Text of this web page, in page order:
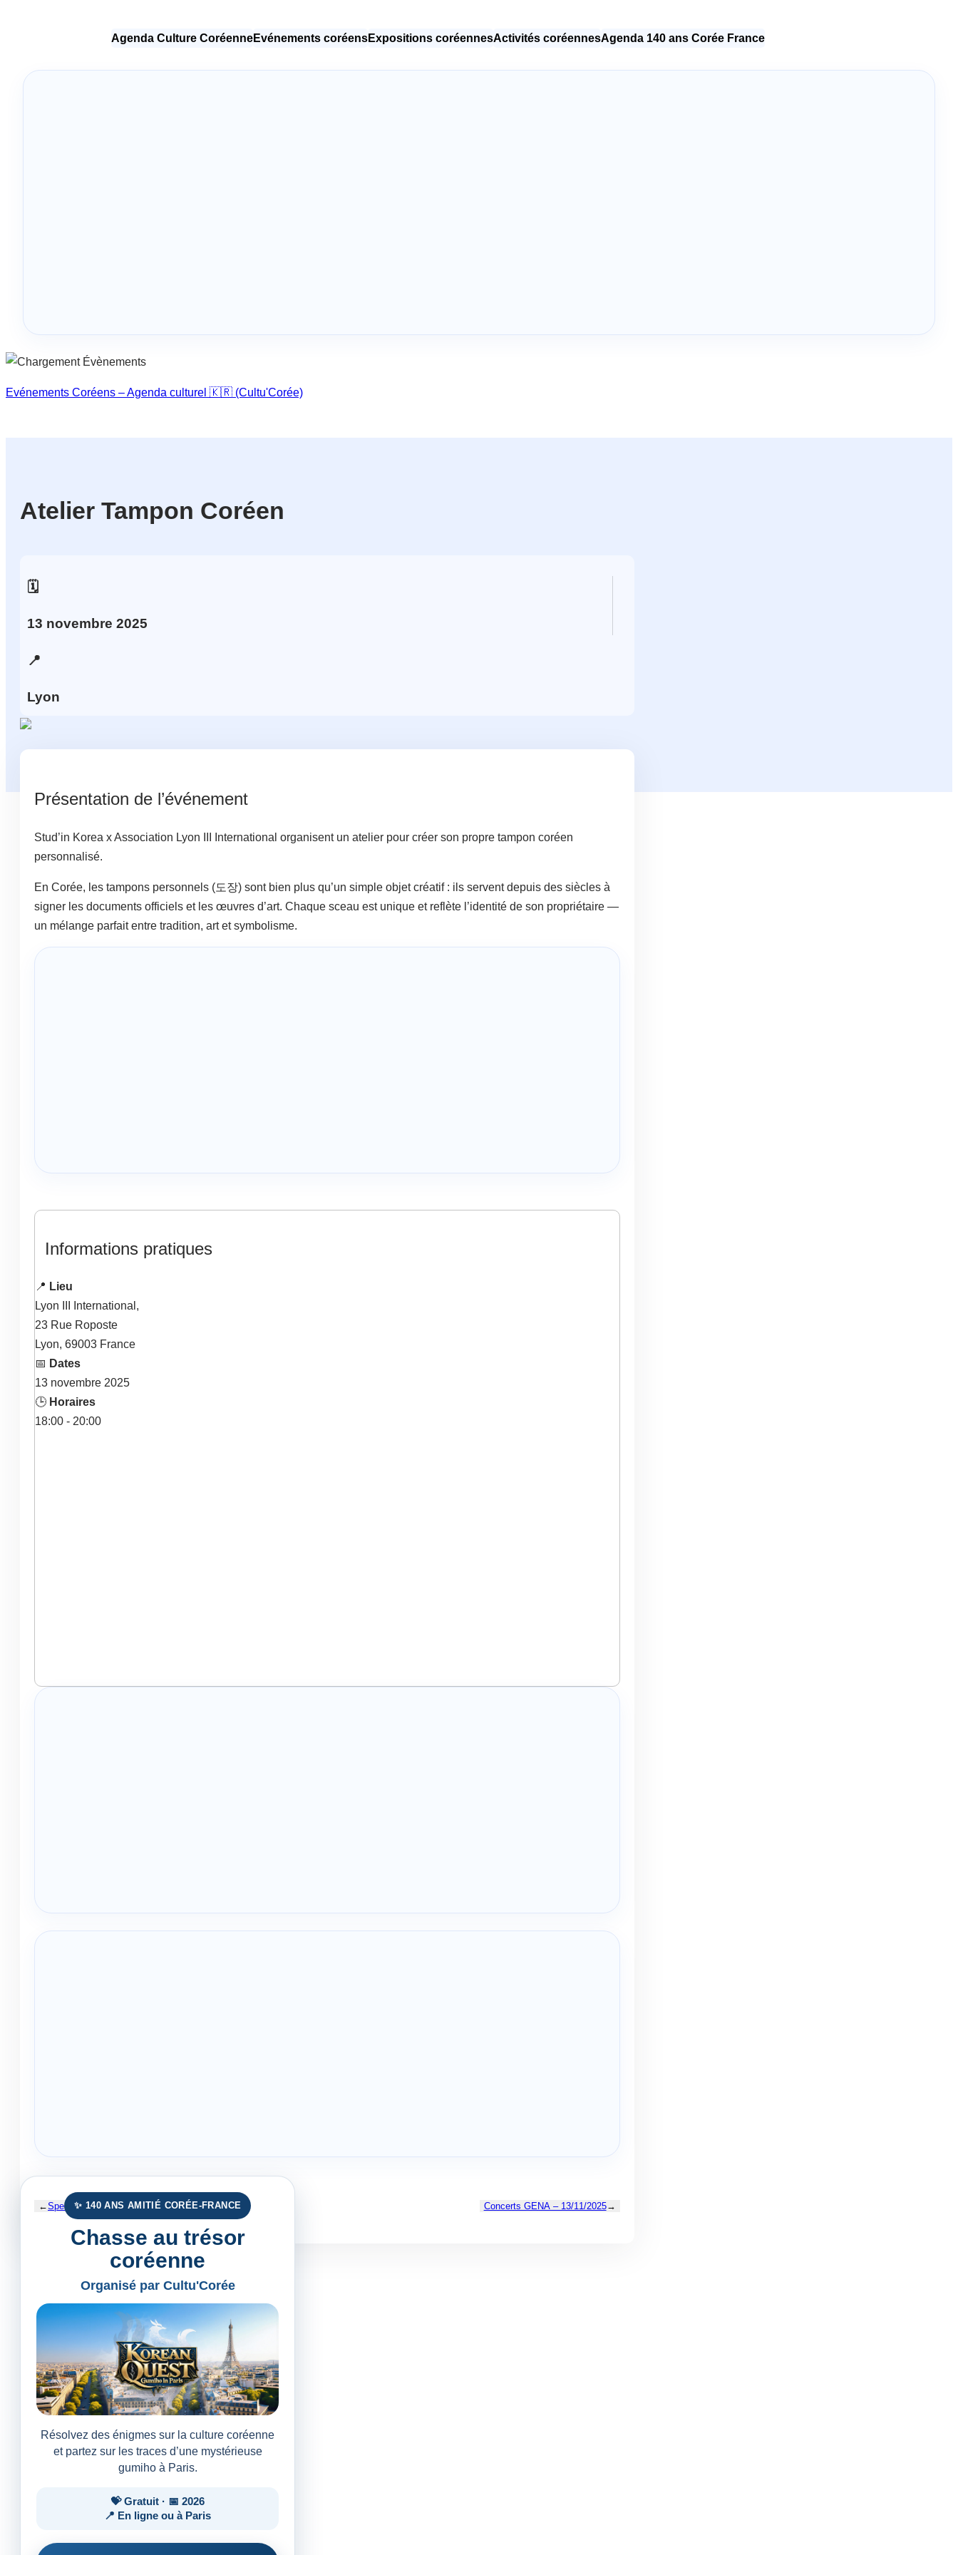
Agenda Culture CoréenneEvénements coréensExpositions coréennesActivités coréennesAgenda 140 ans Corée France
Evénements Coréens – Agenda culturel 🇰🇷 (Cultu'Corée)
Atelier Tampon Coréen
🗓️
13 novembre 2025
📍
Lyon
Présentation de l’événement
Stud’in Korea x Association Lyon III International organisent un atelier pour créer son propre tampon coréen
personnalisé.
En Corée, les tampons personnels (도장) sont bien plus qu’un simple objet créatif : ils servent depuis des siècles à
signer les documents officiels et les œuvres d’art. Chaque sceau est unique et reflète l’identité de son propriétaire —
un mélange parfait entre tradition, art et symbolisme.
Informations pratiques
📍 Lieu
Lyon III International,
23 Rue Roposte
Lyon, 69003 France
📅 Dates
13 novembre 2025
🕒 Horaires
18:00 - 20:00
←Spectacle Dionysos Robot Concerts GENA – 13/11/2025→
✨ 140 ANS AMITIÉ CORÉE-FRANCE
Chasse au trésor
coréenne
Organisé par Cultu'Corée
Résolvez des énigmes sur la culture coréenne
et partez sur les traces d’une mystérieuse
gumiho à Paris.
💝 Gratuit · 📅 2026
📍 En ligne ou à Paris